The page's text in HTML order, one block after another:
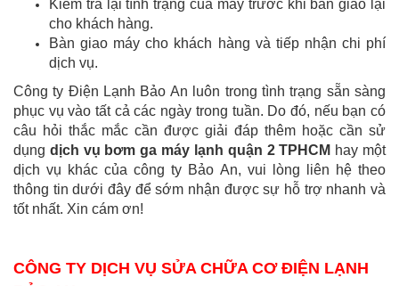
Kiểm tra lại tình trạng của máy trước khi bàn giao lại
cho khách hàng.
Bàn giao máy cho khách hàng và tiếp nhận chi phí
dịch vụ.
Công ty Điện Lạnh Bảo An luôn trong tình trạng sẵn sàng
phục vụ vào tất cả các ngày trong tuần. Do đó, nếu bạn có
câu hỏi thắc mắc cần được giải đáp thêm hoặc cần sử
dụng dịch vụ bơm ga máy lạnh quận 2 TPHCM hay một
dịch vụ khác của công ty Bảo An, vui lòng liên hệ theo
thông tin dưới đây để sớm nhận được sự hỗ trợ nhanh và
tốt nhất. Xin cám ơn!
CÔNG TY DỊCH VỤ SỬA CHỮA CƠ ĐIỆN LẠNH